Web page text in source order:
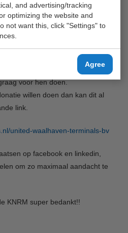
and advertising/tracking
optimizing the website and
not want this, click "Settings" to
Agree
moeten uitvoeren om op
voor de KNRM. Je moet
ook om onze netwerken aan te
voor hen doen.
willen doen dan kan dit al
link.
united-waalhaven-terminals-bv
op facebook en linkedin,
om zo maximaal aandacht te
KNRM super bedankt!!